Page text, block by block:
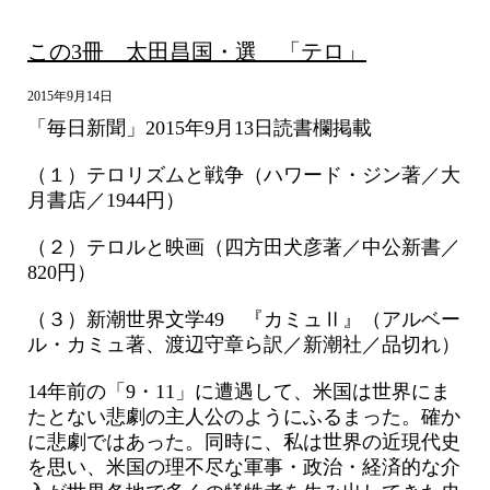
この3冊 太田昌国・選 「テロ」
2015年9月14日
「毎日新聞」2015年9月13日読書欄掲載
（１）テロリズムと戦争（ハワード・ジン著／大
月書店／1944円）
（２）テロルと映画（四方田犬彦著／中公新書／
820円）
（３）新潮世界文学49 『カミュⅡ』（アルベー
ル・カミュ著、渡辺守章ら訳／新潮社／品切れ）
14年前の「9・11」に遭遇して、米国は世界にま
たとない悲劇の主人公のようにふるまった。確か
に悲劇ではあった。同時に、私は世界の近現代史
を思い、米国の理不尽な軍事・政治・経済的な介